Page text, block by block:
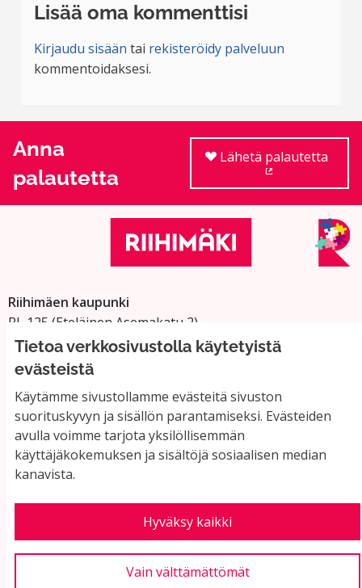
Tietoa verkkosivustolla käytetyistä
evästeistä
Käytämme sivustollamme evästeitä sivuston
suorituskyvyn ja sisällön parantamiseksi. Evästeiden
avulla voimme tarjota yksilöllisemmän
käyttäjäkokemuksen ja sisältöjä sosiaalisen median
kanavista.
Hyväksy kaikki
Vain välttämättömät
Lisää oma kommenttisi
Kirjaudu sisään tai rekisteröidy palveluun
kommentoidaksesi.
Anna
palautetta
Lähetä palautetta
Riihimäen kaupunki
PL 125 (Eteläinen Asemakatu 2)
11101 Riihimäki
Vaihde: 019 758 4000
Sähköpostiosoitteet:
etunimi.sukunimi@riihimaki.fi
Yhteystiedot ja usein kysyttyä
Käyttöehdot
Evästeasetukset